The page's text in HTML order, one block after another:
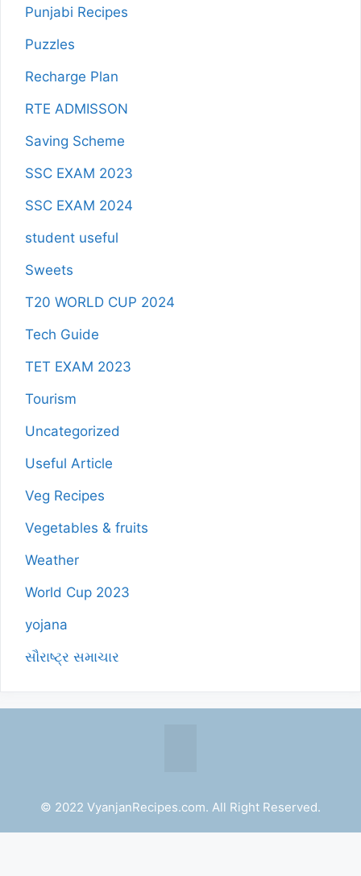
Punjabi Recipes
Puzzles
Recharge Plan
RTE ADMISSON
Saving Scheme
SSC EXAM 2023
SSC EXAM 2024
student useful
Sweets
T20 WORLD CUP 2024
Tech Guide
TET EXAM 2023
Tourism
Uncategorized
Useful Article
Veg Recipes
Vegetables & fruits
Weather
World Cup 2023
yojana
સૌરાષ્ટ્ર સમાચાર
© 2022 VyanjanRecipes.com. All Right Reserved.